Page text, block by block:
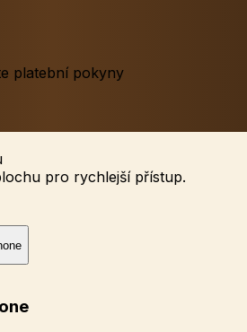
platební pokyny
pro rychlejší přístup.